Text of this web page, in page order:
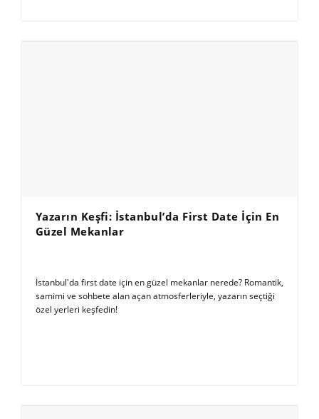
Yazarın Keşfi: İstanbul’da First Date İçin En
Güzel Mekanlar
İstanbul'da first date için en güzel mekanlar nerede? Romantik,
samimi ve sohbete alan açan atmosferleriyle, yazarın seçtiği
özel yerleri keşfedin!